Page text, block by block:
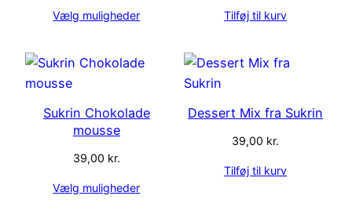
Vælg muligheder Tilføj til kurv
Sukrin Chokolade
mousse
39,00 kr.
Vælg muligheder
Dessert Mix fra Sukrin
39,00 kr.
Tilføj til kurv